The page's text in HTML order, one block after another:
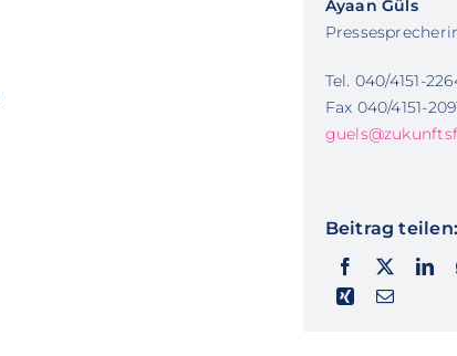
Ayaan Güls
Tel. 040/4151-
Fax 040/4151-
Beitrag teilen: